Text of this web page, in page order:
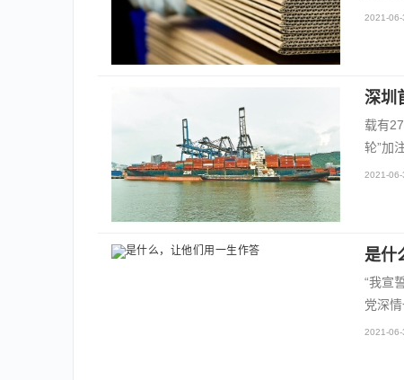
2021-
深圳
载有
轮”加
2021-
是什
“我宣
党深
2021-